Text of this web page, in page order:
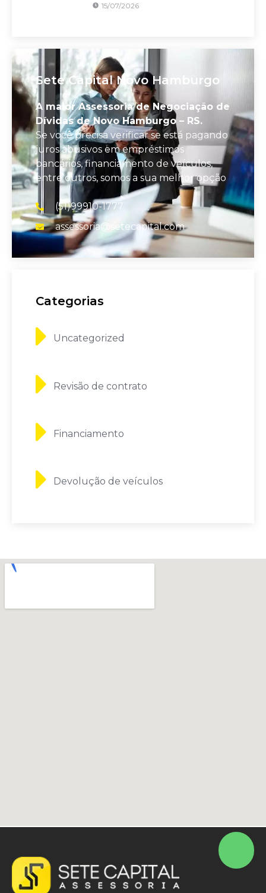
15/07/2026
Sete Capital Novo Hamburgo
A maior Assessoria de Negociação de
Dívidas de Novo Hamburgo – RS.
Se você precisa verificar se está pagando
juros abusivos em empréstimos
bancários, financiamento de veículos,
entre outros, somos a sua melhor opção
(51)99910-1777
assessoria@setecapital.com
Categorias
Uncategorized
Revisão de contrato
Financiamento
Devolução de veículos